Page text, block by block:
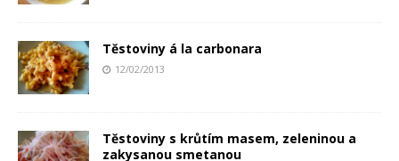
Těstoviny á la carbonara
12/02/2013
Těstoviny s krůtím masem, zeleninou a
zakysanou smetanou